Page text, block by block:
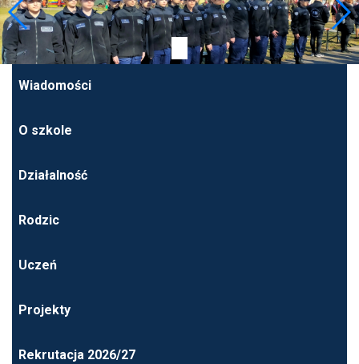
Wiadomości
O szkole
Działalność
Rodzic
Uczeń
Projekty
Rekrutacja 2026/27